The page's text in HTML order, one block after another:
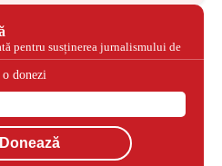
pentru susținerea jurnalismului de
o donezi
Donează